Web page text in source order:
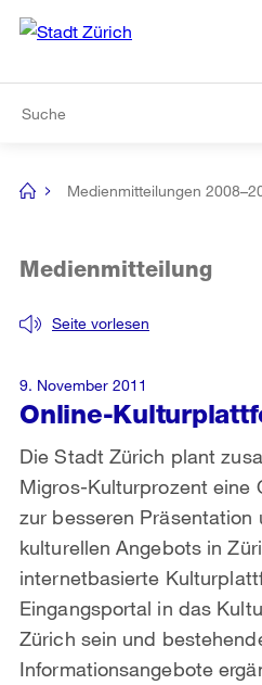
Navigation
[no
Medienmitteilungen
Online-
Seite vorlesen
Medienmitteilung
Die Stadt Zürich plant
Migros-Kulturprozent eine
zur besseren Präsentation
kulturellen Angebots in
internetbasierte
Eingangsportal in das
Zürich sein und
Informationsangebote
9. November 2011